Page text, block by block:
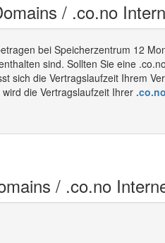
/ .co.no
bei Speicherzentrum 12
sind. Sollten Sie eine
sich die Vertragslaufzeit Ihrem
die Vertragslaufzeit Ihrer
/ .co.no